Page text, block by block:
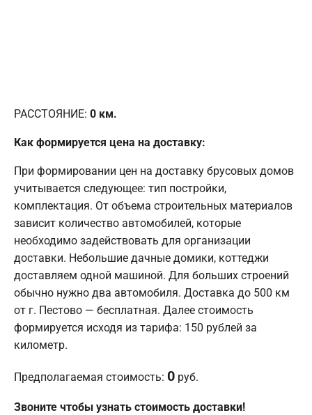
РАССТОЯНИЕ: 0 км.
Как формируется цена на доставку:
При формировании цен на доставку брусовых домов
учитывается следующее: тип постройки,
комплектация. От объема строительных материалов
зависит количество автомобилей, которые
необходимо задействовать для организации
доставки. Небольшие дачные домики, коттеджи
доставляем одной машиной. Для больших строений
обычно нужно два автомобиля. Доставка до 500 км
от г. Пестово — бесплатная. Далее стоимость
формируется исходя из тарифа: 150 рублей за
километр.
Предполагаемая стоимость: 0 руб.
Звоните чтобы узнать стоимость доставки!